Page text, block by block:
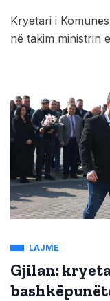
Kryetari i
në takim ministrin
LAJME
Gjilan: